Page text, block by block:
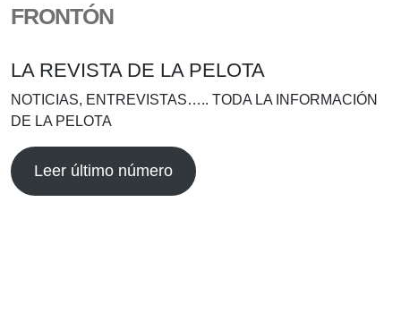
FRONTÓN
LA REVISTA DE LA PELOTA
NOTICIAS, ENTREVISTAS….. TODA LA INFORMACIÓN
DE LA PELOTA
Leer último número